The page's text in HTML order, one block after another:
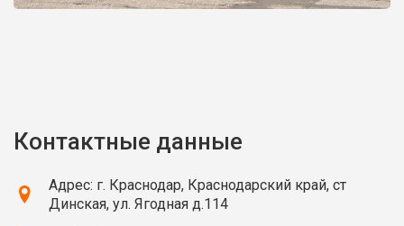
Контактные данные
Адрес: г. Краснодар, Краснодарский край, ст
Динская, ул. Ягодная д.114